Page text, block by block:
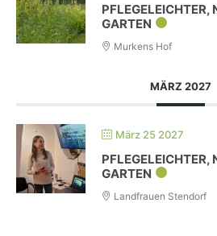
PFLEGELEICHTER,
GARTEN
Murkens Hof
MÄRZ 2027
März 25 2027
PFLEGELEICHTER,
GARTEN
Landfrauen Stendorf